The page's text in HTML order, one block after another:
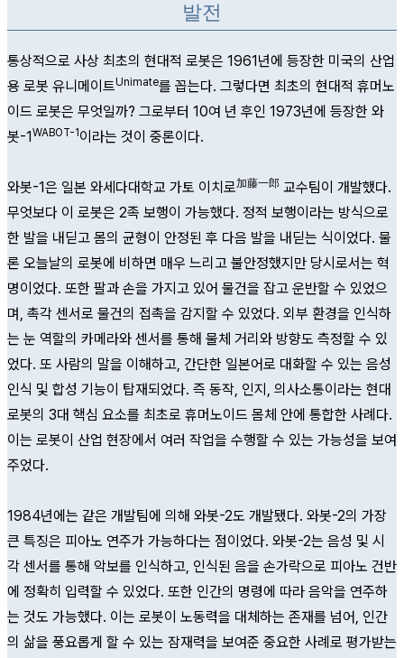
발전
통상적으로 사상 최초의 현대적 로봇은 1961년에 등장한 미국의 산업
용 로봇 유니메이트Unimate를 꼽는다. 그렇다면 최초의 현대적 휴머노
이드 로봇은 무엇일까? 그로부터 10여 년 후인 1973년에 등장한 와
봇-1WABOT-1 이라는 것이 중론이다.
와봇-1은 일본 와세다대학교 가토 이치로加藤一郎 교수팀이 개발했다.
무엇보다 이 로봇은 2족 보행이 가능했다. 정적 보행이라는 방식으로
한 발을 내딛고 몸의 균형이 안정된 후 다음 발을 내딛는 식이었다. 물
론 오늘날의 로봇에 비하면 매우 느리고 불안정했지만 당시로서는 혁
명이었다. 또한 팔과 손을 가지고 있어 물건을 잡고 운반할 수 있었으
며, 촉각 센서로 물건의 접촉을 감지할 수 있었다. 외부 환경을 인식하
는 눈 역할의 카메라와 센서를 통해 물체 거리와 방향도 측정할 수 있
었다. 또 사람의 말을 이해하고, 간단한 일본어로 대화할 수 있는 음성
인식 및 합성 기능이 탑재되었다. 즉 동작, 인지, 의사소통이라는 현대
로봇의 3대 핵심 요소를 최초로 휴머노이드 몸체 안에 통합한 사례다.
이는 로봇이 산업 현장에서 여러 작업을 수행할 수 있는 가능성을 보여
주었다.
1984년에는 같은 개발팀에 의해 와봇-2도 개발됐다. 와봇-2의 가장
큰 특징은 피아노 연주가 가능하다는 점이었다. 와봇-2는 음성 및 시
각 센서를 통해 악보를 인식하고, 인식된 음을 손가락으로 피아노 건반
에 정확히 입력할 수 있었다. 또한 인간의 명령에 따라 음악을 연주하
는 것도 가능했다. 이는 로봇이 노동력을 대체하는 존재를 넘어, 인간
의 삶을 풍요롭게 할 수 있는 잠재력을 보여준 중요한 사례로 평가받는